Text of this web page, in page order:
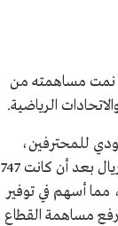
الناتج المحلي خلال عامي 1442-1443هـ/2020م-2021م، حيث نمت مساهمته من
للمحترفين،
بلغت خلال العامين أكثر من 1.8 مليار ريال، وبلغت إيرادات عام 1443هـ/2021م أكثر من 1.1 مليار ريال بعد أن كانت 747
والمراكز الرياضية، مما أسهم في توفير
رفع مساهمة القطاع